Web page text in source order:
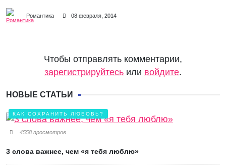
Романтика 08 февраля, 2014
Чтобы отправлять комментарии,
зарегистрируйтесь или войдите.
НОВЫЕ СТАТЬИ
КАК СОХРАНИТЬ ЛЮБОВЬ?
4558 просмотров
3 слова важнее, чем «я тебя люблю»